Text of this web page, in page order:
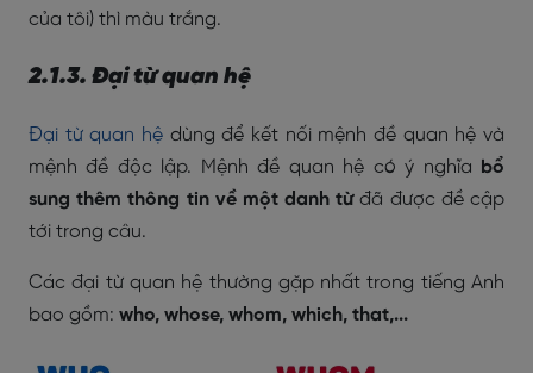
của tôi) thì màu trắng.
2.1.3. Đại từ quan hệ
Đại từ quan hệ dùng để kết nối mệnh đề quan hệ và
mệnh đề độc lập. Mệnh đề quan hệ có ý nghĩa
bổ
sung thêm thông tin về một danh từđã được đề cập
tới trong câu.
Các đại từ quan hệ thường gặp nhất trong tiếng Anh
bao gồm: who, whose, whom, which, that,...